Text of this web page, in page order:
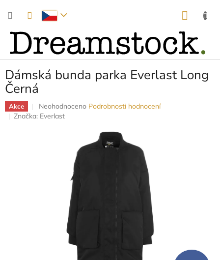
Dámská bunda parka Everlast Long
Černá
Akce
Průměrné
hodnocení
Neohodnoceno Podrobnosti hodnocení
Značka: Everlast